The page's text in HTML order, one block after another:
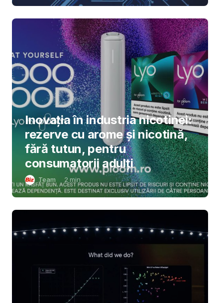
Inovația în industria nicotinei:
rezerve cu arome și nicotină,
fără tutun, pentru
consumatorii adulți
Team 2 min